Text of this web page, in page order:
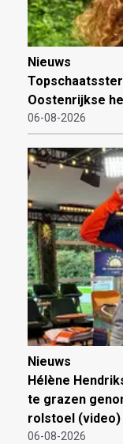
Nieuws
Oostenrijkse
06-08-2026
Nieuws
Hélène
te grazen
rolstoel (video)
06-08-2026